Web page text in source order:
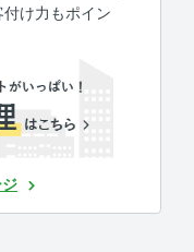
け力もポイン